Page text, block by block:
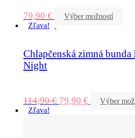
79,90 €
Výber možností
Zľava!
Chlapčenská zimná
Night
114,90€ 79,90 €
Výber
Zľava!